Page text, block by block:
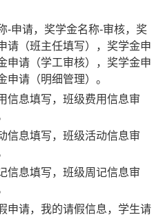
-申请，奖学金名称-审核，奖
请（班主任填写），奖学金申
申请（学工审核），奖学金申
申请（明细管理）。
信息填写，班级费用信息审
信息填写，班级活动信息审
信息填写，班级周记信息审
申请，我的请假信息，学生请